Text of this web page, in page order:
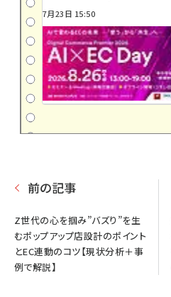
7月23日 15:50
前の記事
Z世代の心を掴み”バズり”を生
むポップアップ店設計のポイント
とEC連動のコツ【現状分析＋事
例で解説】